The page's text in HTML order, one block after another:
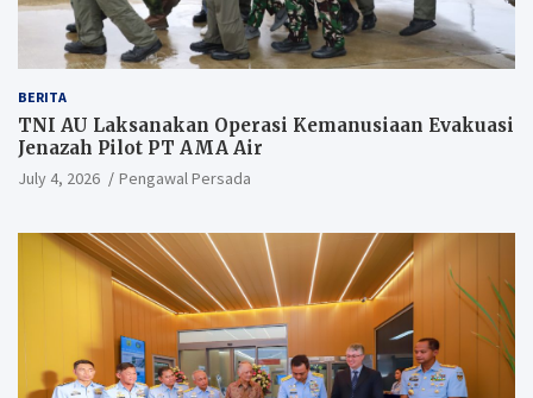
BERITA
TNI AU Laksanakan Operasi Kemanusiaan Evakuasi
Jenazah Pilot PT AMA Air
July 4, 2026 Pengawal Persada